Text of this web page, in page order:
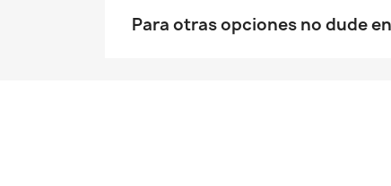
Para otras opciones no dude en